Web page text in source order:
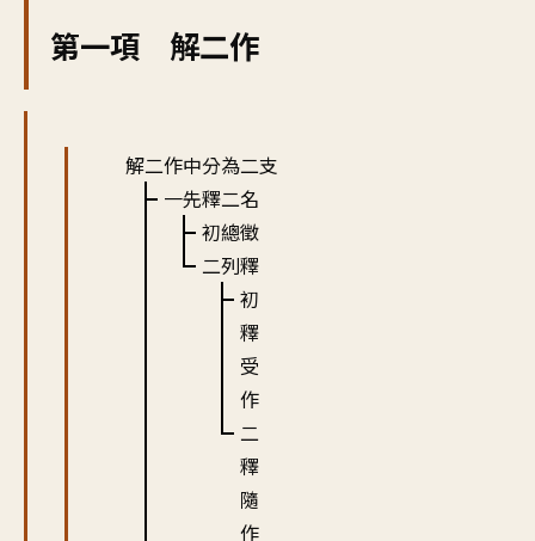
第一項 解二作
解二作中分為二支
一先釋二名
初總徵
二列釋
初
釋
受
作
二
釋
隨
作